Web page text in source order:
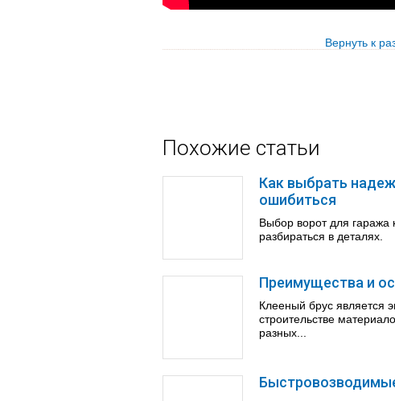
Вернуть к
Похожие статьи
Как выбрать
ошибиться
Выбор ворот для гаража
разбираться в деталях.
Преимущества и
Клееный брус является
строительстве
разных...